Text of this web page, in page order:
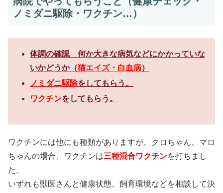
ノミダニ駆除・ワクチン…）
体調の確認 何か大きな病気などにかかっていな
いかどうか（猫エイズ・白血病）
ノミダニ駆除をしてもらう。
ワクチンをしてもらう。
ワクチンには他にも種類がありますが、クロちゃん、マロ
ちゃんの場合、ワクチンは三種混合ワクチンを打ちまし
た。
いずれも獣医さんと健康状態、飼育環境などを相談して決